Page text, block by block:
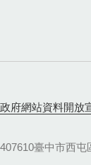
政府網站資料開放
407610臺中市西